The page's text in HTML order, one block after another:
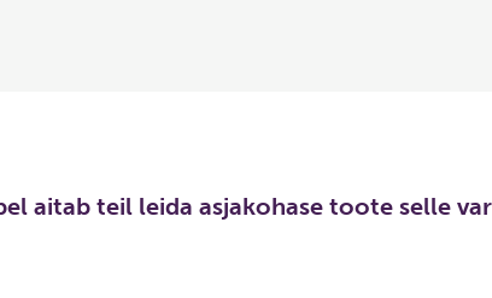
aitab teil leida asjakohase toote selle